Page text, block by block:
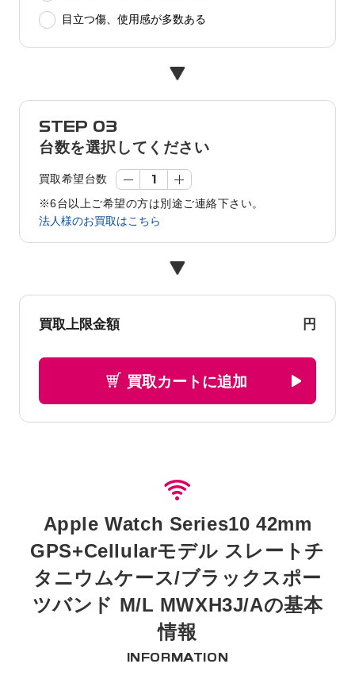
目立つ傷、使用感が多数ある
STEP 03
台数を選択してください
買取希望台数
※6台以上ご希望の方は別途ご連絡下さい。
法人様のお買取はこちら
買取上限金額 円
買取カートに追加
Apple Watch Series10 42mm
GPS+Cellularモデル スレートチ
タニウムケース/ブラックスポー
ツバンド M/L MWXH3J/Aの基本
情報
INFORMATION